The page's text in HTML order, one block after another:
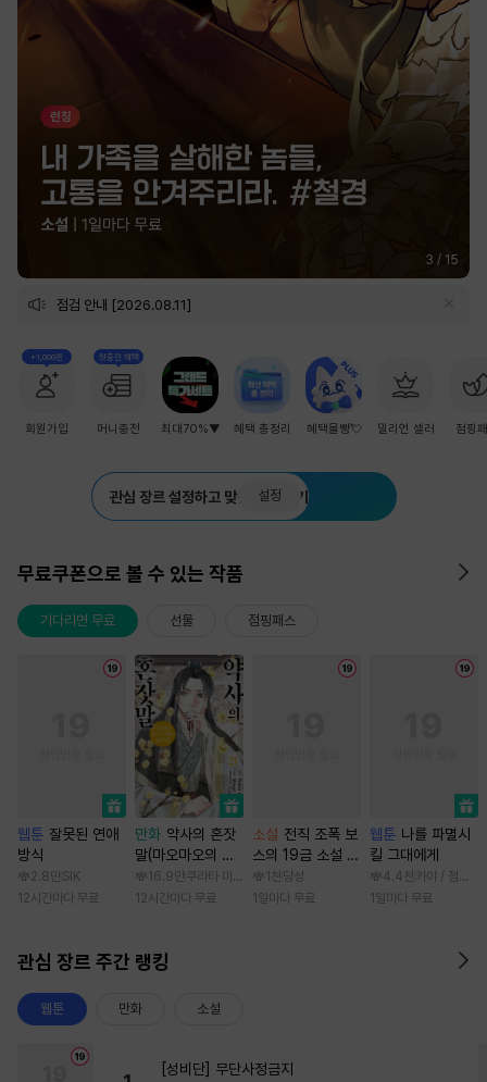
3 / 15
점검 안내 [2026.08.11]
+1,000원
회원가입
첫충전 혜택
머니충전 최대70%▼ 혜택 총정리 혜택몰빵💘 밀리언 셀러 점핑
관심 장르 설정하고 맞춤 추천 받기
설정
무료쿠폰으로 볼 수 있는 작품
기다리면 무료 선물 점핑패스
웹툰 잘못된 연애
방식
2.8만 SIK
12시간마다 무료
만화 약사의 혼잣
말(마오마오의 후
궁 수수께끼 풀이
수첩)
16.9만 쿠라타 미노지 / 휴우가 나츠
12시간마다 무료
소설 전직 조폭 보
스의 19금 소설 속
가정부 빙의기
1천 당성
1일마다 무료
웹툰 나를 파멸시
킬 그대에게
4.4천 카야 / 점면, (
1일마다 무료
관심 장르 주간 랭킹
웹툰 만화 소설
[성비단] 무단사정금지